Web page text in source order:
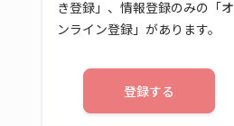
き登録」、情報登録のみの「オ
ンライン登録」があります。
登録する